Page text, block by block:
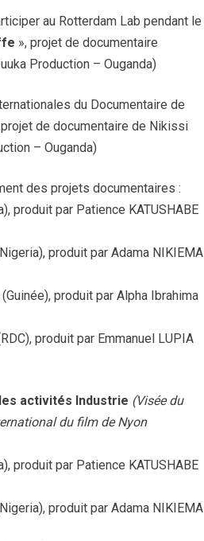
au Rotterdam Lab pendant le
», projet de documentaire
Production – Ouganda)
du Documentaire de
projet de documentaire de Nikissi
– Ouganda)
des projets documentaires :
produit par Patience KATUSHABE
produit par Adama NIKIEMA
produit par Alpha Ibrahima
produit par Emmanuel LUPIA
activités Industrie (Visée du
du film de Nyon
produit par Patience KATUSHABE
produit par Adama NIKIEMA